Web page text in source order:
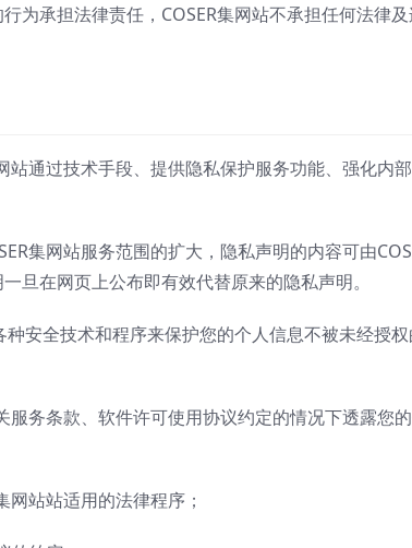
为承担法律责任，COSER集网站不承担任何法律
站通过技术手段、提供隐私保护服务功能、强化内
集网站服务范围的扩大，隐私声明的内容可由
旦在网页上公布即有效代替原来的隐私声明。
安全技术和程序来保护您的个人信息不被未经授权
服务条款、软件许可使用协议约定的情况下透露您
站站适用的法律程序；